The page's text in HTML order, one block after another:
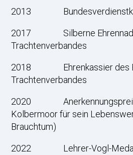
2013
2017 Silberne
Trachtenverbandes
2018 Ehrenkassier des
Trachtenverbandes
2020 Anerkennungspreis
Kolbermoor für sein
Brauchtum)
2022 Lehrer-Vogl-